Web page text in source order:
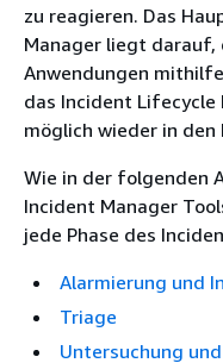
zu reagieren. Das
Manager liegt
Anwendungen
das Incident Lifecycle
möglich wieder in
Wie in der folgenden
Incident Manager
jede Phase des
Alarmierung und
Triage
Untersuchung